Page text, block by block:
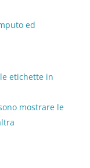
ed
etichette in
mostrare le